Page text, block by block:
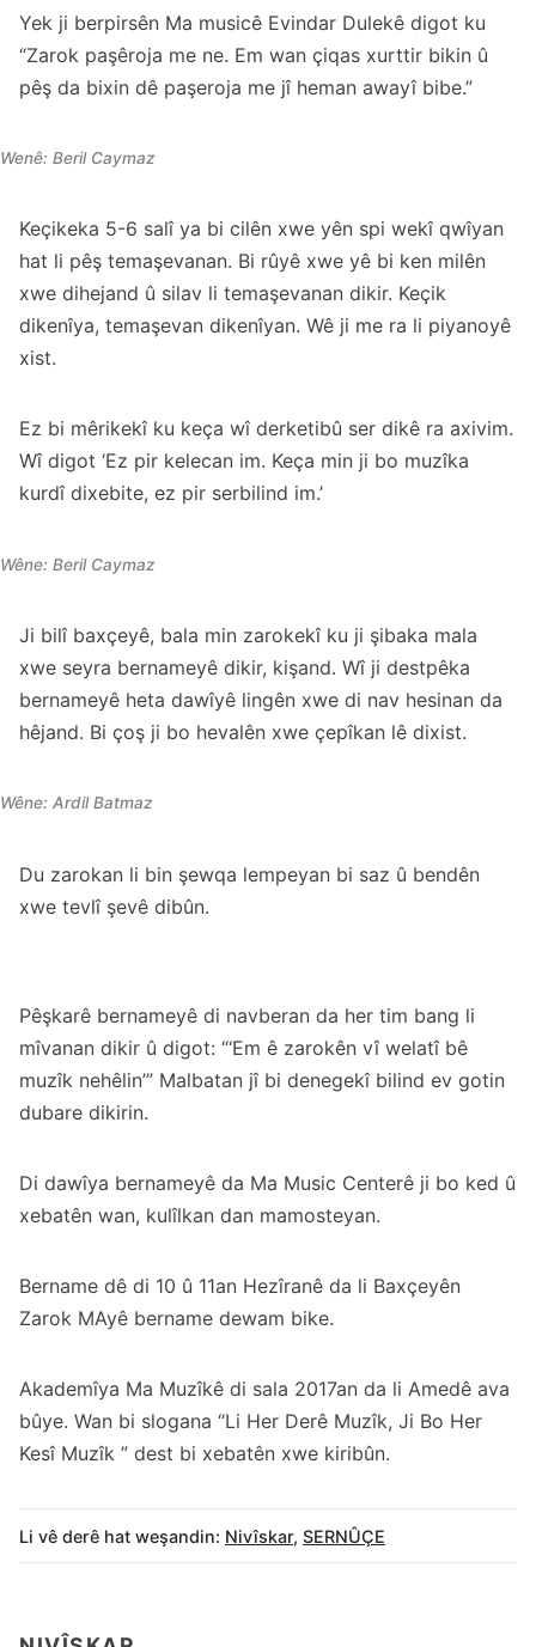
Yek ji berpirsên Ma musicê Evindar Dulekê digot ku
“Zarok paşêroja me ne. Em wan çiqas xurttir bikin û
pêş da bixin dê paşeroja me jî heman awayî bibe.”
Wenê: Beril Caymaz
Keçikeka 5-6 salî ya bi cilên xwe yên spi wekî qwîyan
hat li pêş temaşevanan. Bi rûyê xwe yê bi ken milên
xwe dihejand û silav li temaşevanan dikir. Keçik
dikenîya, temaşevan dikenîyan. Wê ji me ra li piyanoyê
xist.
Ez bi mêrikekî ku keça wî derketibû ser dikê ra axivim.
Wî digot ‘Ez pir kelecan im. Keça min ji bo muzîka
kurdî dixebite, ez pir serbilind im.’
Wêne: Beril Caymaz
Ji bilî baxçeyê, bala min zarokekî ku ji şibaka mala
xwe seyra bernameyê dikir, kişand. Wî ji destpêka
bernameyê heta dawîyê lingên xwe di nav hesinan da
hêjand. Bi çoş ji bo hevalên xwe çepîkan lê dixist.
Wêne: Ardil Batmaz
Du zarokan li bin şewqa lempeyan bi saz û bendên
xwe tevlî şevê dibûn.
Pêşkarê bernameyê di navberan da her tim bang li
mîvanan dikir û digot: “‘Em ê zarokên vî welatî bê
muzîk nehêlin’” Malbatan jî bi denegekî bilind ev gotin
dubare dikirin.
Di dawîya bernameyê da Ma Music Centerê ji bo ked û
xebatên wan, kulîlkan dan mamosteyan.
Bername dê di 10 û 11an Hezîranê da li Baxçeyên
Zarok MAyê bername dewam bike.
Akademîya Ma Muzîkê di sala 2017an da li Amedê ava
bûye. Wan bi slogana “Li Her Derê Muzîk, Ji Bo Her
Kesî Muzîk ” dest bi xebatên xwe kiribûn.
Li vê derê hat weşandin: Nivîskar, SERNÛÇE